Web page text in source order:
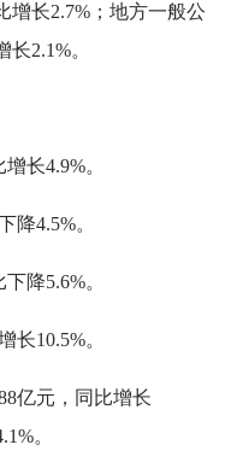
增长2.7%；地方一般公
长2.1%。
增长4.9%。
降4.5%。
下降5.6%。
长10.5%。
亿元， 同比增长
%。